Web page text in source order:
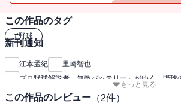
○良い引退、悪い現役固執
○トライアウトで頑張る前に頑張っておくべき
○体をいじめていない「ボテ投手」はこいつだ！
○ＦＡで儲かった球団と失敗した球団
○なぜ選手は自軍コーチより他球団の選手を頼
○球場でのグッズ配布は「麻薬」のようなも
あとは読んでのお楽しみ！
この作品のタグ
#野球
新刊通知
江本孟紀
里崎智也
プロ野球解説者「無敵バッテリー」がゆく 野球
もっと見る
この作品のレビュー （2件）